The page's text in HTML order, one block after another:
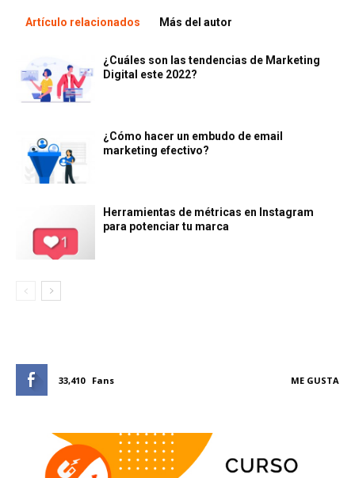
Artículo relacionados Más del autor
¿Cuáles son las tendencias de Marketing
Digital este 2022?
¿Cómo hacer un embudo de email
marketing efectivo?
Herramientas de métricas en Instagram
para potenciar tu marca
33,410 Fans ME GUSTA